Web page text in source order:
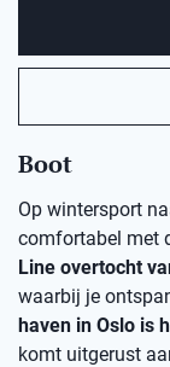
Boot
Op wintersport
comfortabel met
Line overtocht
waarbij je
haven in Oslo is
komt uitgerust